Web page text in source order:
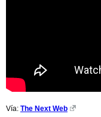
Vía: The Next Web